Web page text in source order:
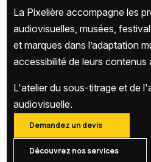
La Pixelière accompagne les
audiovisuelles, musées,
et marques dans l’adaptation
accessibilité de leurs contenus
L'atelier du sous-titrage et de
audiovisuelle.
Demandez un devis
Découvrez nos services